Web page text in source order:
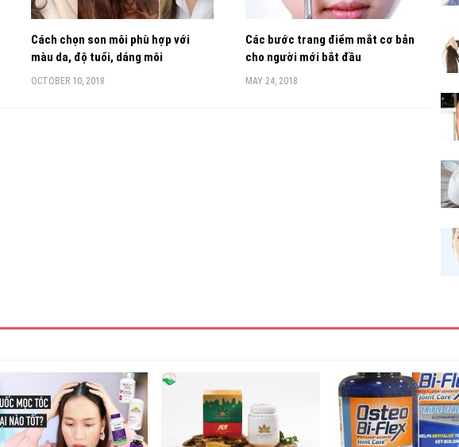
Cách chọn son môi phù hợp với
màu da, độ tuổi, dáng môi
OCTOBER 10, 2018
Các bước trang điểm mắt cơ bản
cho người mới bắt đầu
MAY 24, 2018